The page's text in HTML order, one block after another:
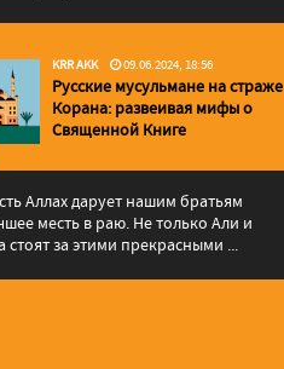
KRR AKK 09.06.2024, 18:56
Русские мусульмане на страже
Корана: pазвеивая мифы о
Священной Книге
Аллах дарует нашим братьям
месть в раю. Не только Али и
стоят за этими прекрасными ...